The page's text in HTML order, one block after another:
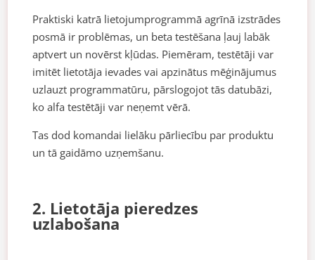
Praktiski katrā lietojumprogrammā agrīnā izstrādes
posmā ir problēmas, un beta testēšana ļauj labāk
aptvert un novērst kļūdas. Piemēram, testētāji var
imitēt lietotāja ievades vai apzinātus mēģinājumus
uzlauzt programmatūru, pārslogojot tās datubāzi,
ko alfa testētāji var neņemt vērā.
Tas dod komandai lielāku pārliecību par produktu
un tā gaidāmo uzņemšanu.
2. Lietotāja pieredzes
uzlabošana